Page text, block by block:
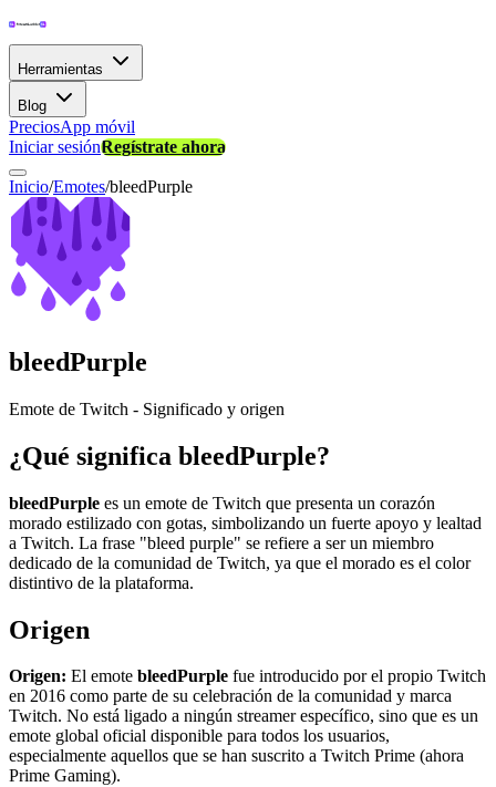
Herramientas
Blog
PreciosApp móvil
Iniciar sesiónRegístrate ahora
Inicio/Emotes/bleedPurple
bleedPurple
Emote de Twitch - Significado y origen
¿Qué significa bleedPurple?
bleedPurple es un emote de Twitch que presenta un corazón
morado estilizado con gotas, simbolizando un fuerte apoyo y lealtad
a Twitch. La frase "bleed purple" se refiere a ser un miembro
dedicado de la comunidad de Twitch, ya que el morado es el color
distintivo de la plataforma.
Origen
Origen: El emote bleedPurple fue introducido por el propio Twitch
en 2016 como parte de su celebración de la comunidad y marca
Twitch. No está ligado a ningún streamer específico, sino que es un
emote global oficial disponible para todos los usuarios,
especialmente aquellos que se han suscrito a Twitch Prime (ahora
Prime Gaming).